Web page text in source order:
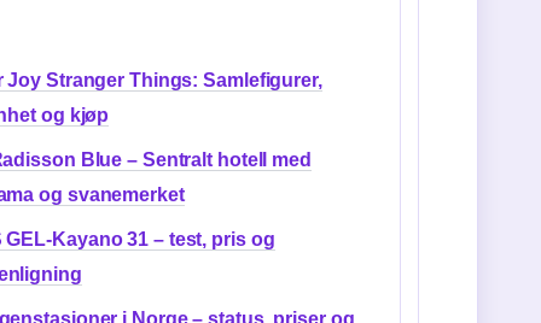
Joy Stranger Things: Samlefigurer,
og kjøp
Blue – Sentralt hotell med
og svanemerket
GEL-Kayano 31 – test, pris og
i Norge – status, priser og